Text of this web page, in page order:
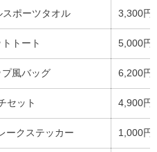
ポーツタオル 3,300円
トート 5,000円
風バッグ 6,200円
セット 4,900円
ークステッカー 1,000円